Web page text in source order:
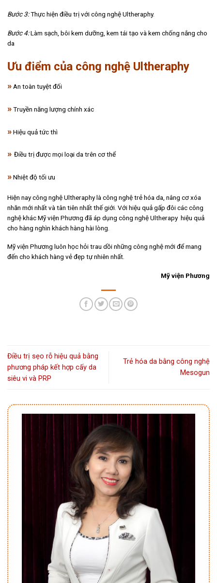
Bước 3:Thực hiện điều trị với công nghệ Ultheraphy.
Bước 4:Làm sạch, bôi kem dưỡng, kem tái tạo và kem chống nắng cho
da
Ưu điểm của công nghệ Ultheraphy
»An toàn tuyệt đối
»Truyền năng lượng chính xác
»Hiệu quả tức thì
» Điều trị được mọi loại da trên cơ thể
»Nhiệt độ tối ưu
Hiện nay công nghệ Ultheraphy là công nghệ trẻ hóa da, nâng cơ xóa
nhăn mới nhất và tân tiên nhất thế giới. Với hiệu quả gấp đôi các công
nghệ khác Mỹ viện Phương đã áp dụng công nghệ Ultherapy hiệu quả
cho hàng nghìn khách hàng hài lòng.
Mỹ viện Phương luôn học hỏi trau dồi những công nghệ mới để mang
đến cho khách hàng vẻ đẹp tự nhiên nhất.
Mỹ viện Phương
Điều trị sẹo rỗ hiệu quả bằng
phương pháp kết hợp cấy da
siêu vi và PRP
Trẻ hóa da bằng công nghệ
Mesogun